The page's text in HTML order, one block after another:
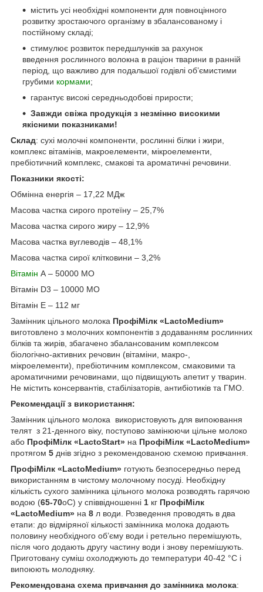
містить усі необхідні компоненти для повноцінного
розвитку зростаючого організму в збалансованому і
постійному складі;
стимулює розвиток передшлунків за рахунок
введення рослинного волокна в раціон тварини в ранній
період, що важливо для подальшої годівлі об’ємистими
грубими кормами;
гарантує високі середньодобові прирости;
Завжди свіжа продукція з незмінно високими
якісними показниками!
Склад: сухі молочні компоненти, рослинні білки і жири,
комплекс вітамінів, макроелементи, мікроелементи,
пребіотичний комплекс, смакові та ароматичні речовини.
Показники якості:
Обмінна енергія – 17,22 МДж
Масова частка сирого протеїну – 25,7%
Масова частка сирого жиру – 12,9%
Масова частка вуглеводів – 48,1%
Масова частка сирої клітковини – 3,2%
Вітамін А – 50000 МО
Вітамін D3 – 10000 MO
Вітамін Е – 112 мг
Замінник цільного молока ПрофіМілк «LactoMedium»
виготовлено з молочних компонентів з додаванням рослинних
білків та жирів, збагачено збалансованим комплексом
біологічно-активних речовин (вітаміни, макро-,
мікроелементи), пребіотичним комплексом, смаковими та
ароматичними речовинами, що підвищують апетит у тварин.
Не містить консервантів, стабілізаторів, антибіотиків та ГМО.
Рекомендації з використання:
Замінник цільного молока використовують для випоювання
телят з 21-денного віку, поступово замінюючи цільне молоко
або ПрофіМілк «LactoStart» на ПрофіМілк «LactoMedium»
протягом 5 днів згідно з рекомендованою схемою привчання.
ПрофіМілк «LactoMedium» готують безпосередньо перед
використанням в чистому молочному посуді. Необхідну
кількість сухого замінника цільного молока розводять гарячою
водою (65-70оС) у співвідношенні 1 кг ПрофіМілк
«LactoMedium» на 8 л води. Розведення проводять в два
етапи: до відміряної кількості замінника молока додають
половину необхідного об’єму води і ретельно перемішують,
після чого додають другу частину води і знову перемішують.
Приготовану суміш охолоджують до температури 40-42 °С і
випоюють молодняку.
Рекомендована схема привчання до замінника молока: